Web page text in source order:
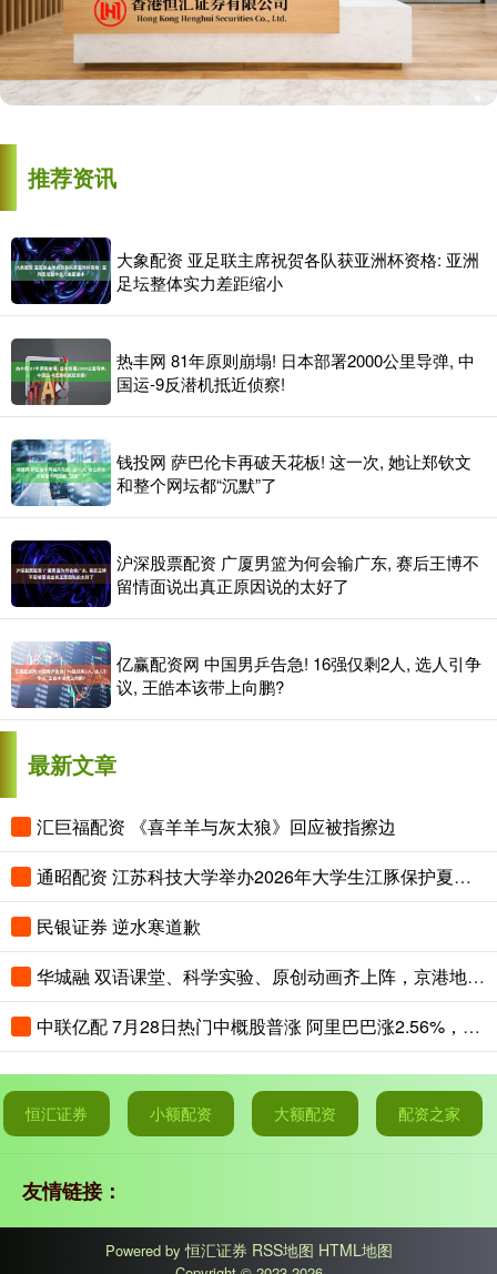
推荐资讯
大象配资 亚足联主席祝贺各队获亚洲杯资格: 亚洲
足坛整体实力差距缩小
热丰网 81年原则崩塌! 日本部署2000公里导弹, 中
国运-9反潜机抵近侦察!
钱投网 萨巴伦卡再破天花板! 这一次, 她让郑钦文
和整个网坛都“沉默”了
沪深股票配资 广厦男篮为何会输广东, 赛后王博不
留情面说出真正原因说的太好了
亿赢配资网 中国男乒告急! 16强仅剩2人, 选人引争
议, 王皓本该带上向鹏?
最新文章
汇巨福配资 《喜羊羊与灰太狼》回应被指擦边
通昭配资 江苏科技大学举办2026年大学生江豚保护夏令营
民银证券 逆水寒道歉
华城融 双语课堂、科学实验、原创动画齐上阵，京港地铁安全课堂趣味开讲
中联亿配 7月28日热门中概股普涨 阿里巴巴涨2.56%，拼多多涨2.65%
恒汇证券 小额配资 大额配资 配资之家
友情链接：
Powered by恒汇证券 RSS地图 HTML地图